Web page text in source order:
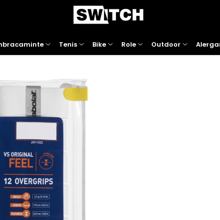
Tenis Bike Role Outdoor